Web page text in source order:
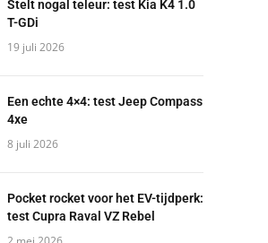
Stelt nogal teleur: test Kia K4 1.0
T-GDi
19 juli 2026
Een echte 4×4: test Jeep Compass
4xe
8 juli 2026
Pocket rocket voor het EV-tijdperk:
test Cupra Raval VZ Rebel